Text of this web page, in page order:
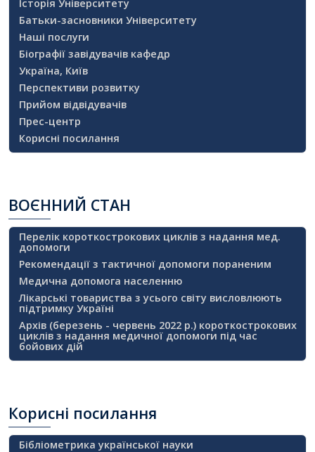
Історія Університету
Батьки-засновники Університету
Наші послуги
Біографії завідувачів кафедр
Україна, Київ
Перспективи розвитку
Прийом відвідувачів
Прес-центр
Корисні посилання
ВОЄННИЙ СТАН
Перелік короткострокових циклів з надання мед.
допомоги
Рекомендації з тактичної допомоги пораненим
Медична допомога населенню
Лікарські товариства з усього світу висловлюють
підтримку Україні
Архів (березень - червень 2022 р.) короткострокових
циклів з надання медичної допомоги під час
бойових дій
Корисні посилання
Бібліометрика української науки